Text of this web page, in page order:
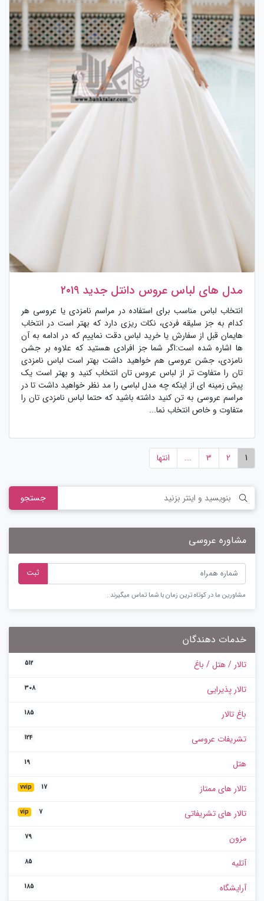
مدل های لباس عروس دانتل جدید ۲۰۱۹
انتخاب لباس مناسب برای استفاده در مراسم نامزدی یا عروسی هر
کدام به جز سلیقه فردی، نکات ریزی دارد که بهتر است در انتخاب
هایمان قبل از سفارش یا خرید لباس دقت نماییم که در ادامه به آن
ها اشاره شده است:اگر شما جز افرادی هستید که علاوه بر جشن
نامزدی، جشن عروسی هم خواهید داشت بهتر است لباس نامزدی
تان را متفاوت تر از لباس عروس تان انتخاب کنید و بهتر است یک
پیش زمینه ای از اینکه چه مدل لباسی را مد نظر خواهید داشت تا در
مراسم عروسی به تن کنید داشته باشید که حتما لباس نامزدی تان را
متفاوت و خاص انتخاب نما...
1
2
3
... انتها
جستجو
مشاوره عروسی
ثبت
مشاورین ما در کوتاه ترین زمان با شما تماس میگیرند .
خدمات دهندگان
تالار / هتل / باغ 512
تالار پذیرایی 308
باغ تالار 185
تشریفات عروسی 124
هتل 19
تالار های ممتاز vvip 17
تالار های تشریفاتی vip 7
مزون 79
آتلیه 85
آرایشگاه 185